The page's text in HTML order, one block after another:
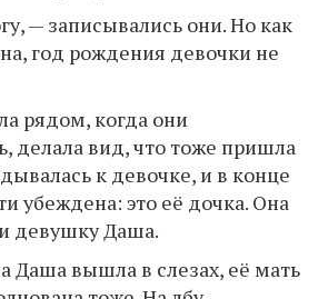
— записывались они. Но как
год рождения девочки не
рядом, когда они
делала вид, что тоже пришла
к девочке, и в конце
убеждена: это её дочка. Она
девушку Даша.
Даша вышла в слезах, её мать